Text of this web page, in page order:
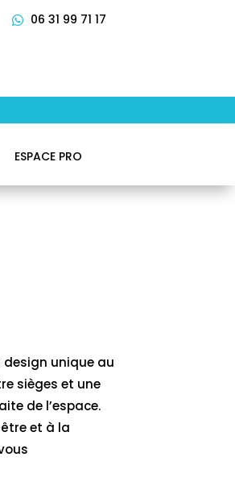
 06 31 99 71 17
ESPACE PRO
design unique au
sièges et une
de l’espace.
et à la